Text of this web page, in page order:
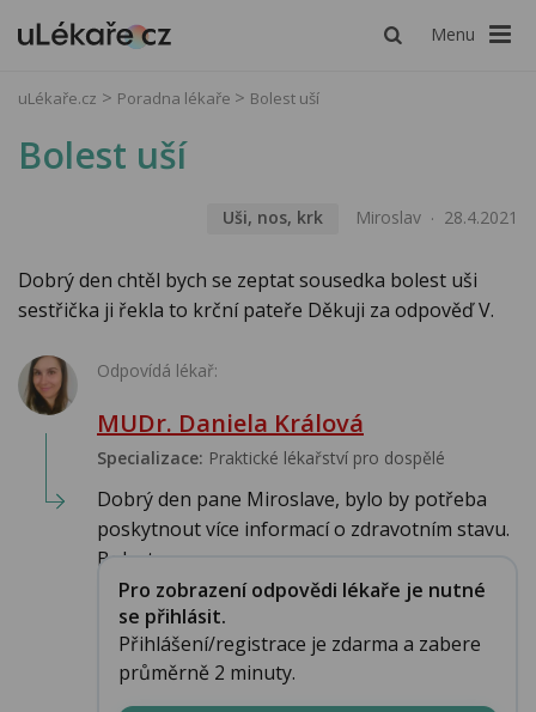
Menu
uLékaře.cz Poradna lékaře Bolest uší
Bolest uší
Uši, nos, krk Miroslav 28.4.2021
Dobrý den chtěl bych se zeptat sousedka bolest uši
sestřička ji řekla to krční pateře Děkuji za odpověď V.
Odpovídá lékař:
MUDr. Daniela Králová
Specializace: Praktické lékařství pro dospělé
Dobrý den pane Miroslave, bylo by potřeba
poskytnout více informací o zdravotním stavu.
Bolest ...
Pro zobrazení odpovědi lékaře je nutné
se přihlásit.
Přihlášení/registrace je zdarma a zabere
průměrně 2 minuty.